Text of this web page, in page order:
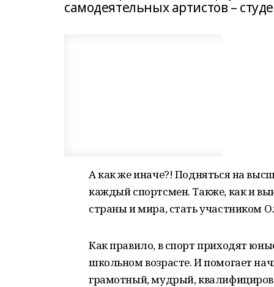
самодеятельных артистов –
А как же иначе?! Подняться на
каждый спортсмен. Также, как и
страны и мира, стать участником
Как правило, в спорт приходят
школьном возрасте. И помогает
грамотный, мудрый,